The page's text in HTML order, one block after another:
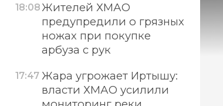
18:08Жителей ХМАО
предупредили о грязных
ножах при покупке
арбуза с рук
17:47 Жара угрожает Иртышу:
власти ХМАО усилили